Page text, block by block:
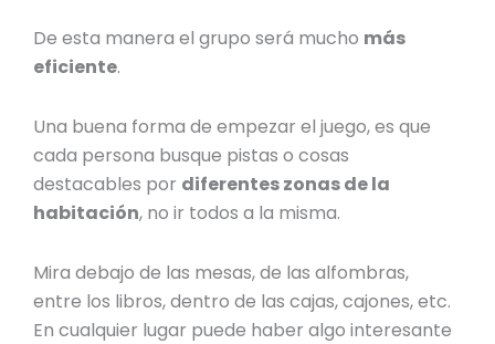
De esta manera el grupo será mucho más
eficiente.
Una buena forma de empezar el juego, es que
cada persona busque pistas o cosas
destacables por diferentes zonas de la
habitación, no ir todos a la misma.
Mira debajo de las mesas, de las alfombras,
entre los libros, dentro de las cajas, cajones, etc.
En cualquier lugar puede haber algo interesante